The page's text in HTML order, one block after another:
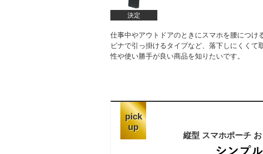
決定
仕事中やアウトドアのときにスマホを腰につ
ビナで引っ掛けるタイプなど、落下しにくく
性や使い勝手が良い商品を知りたいです。
pick
up